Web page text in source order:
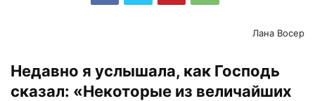
Лана Восер
Недавно я услышала, как Господь
сказал: «Некоторые из величайших